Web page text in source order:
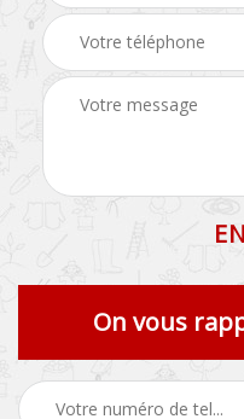
On vous